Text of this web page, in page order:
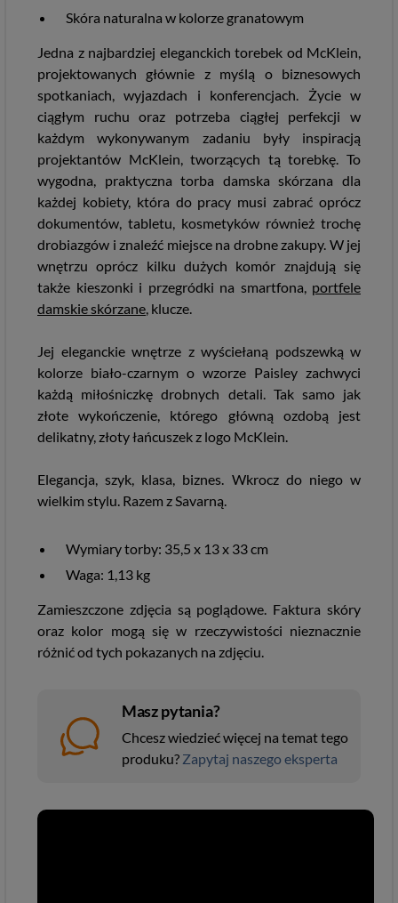
Skóra naturalna w kolorze granatowym
Jedna z najbardziej eleganckich torebek od McKlein,
projektowanych głównie z myślą o biznesowych
spotkaniach, wyjazdach i konferencjach. Życie w
ciągłym ruchu oraz potrzeba ciągłej perfekcji w
każdym wykonywanym zadaniu były inspiracją
projektantów McKlein, tworzących tą torebkę. To
wygodna, praktyczna torba damska skórzana dla
każdej kobiety, która do pracy musi zabrać oprócz
dokumentów, tabletu, kosmetyków również trochę
drobiazgów i znaleźć miejsce na drobne zakupy. W jej
wnętrzu oprócz kilku dużych komór znajdują się
także kieszonki i przegródki na smartfona, portfele
damskie skórzane, klucze.
Jej eleganckie wnętrze z wyściełaną podszewką w
kolorze biało-czarnym o wzorze Paisley zachwyci
każdą miłośniczkę drobnych detali. Tak samo jak
złote wykończenie, którego główną ozdobą jest
delikatny, złoty łańcuszek z logo McKlein.
Elegancja, szyk, klasa, biznes. Wkrocz do niego w
wielkim stylu. Razem z Savarną.
Wymiary torby: 35,5 x 13 x 33 cm
Waga: 1,13 kg
Zamieszczone zdjęcia są poglądowe. Faktura skóry
oraz kolor mogą się w rzeczywistości nieznacznie
różnić od tych pokazanych na zdjęciu.
Masz pytania?
Chcesz wiedzieć więcej na temat tego
produku? Zapytaj naszego eksperta